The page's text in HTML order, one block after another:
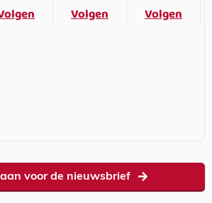
Volgen
Volgen
aan voor de nieuwsbrief